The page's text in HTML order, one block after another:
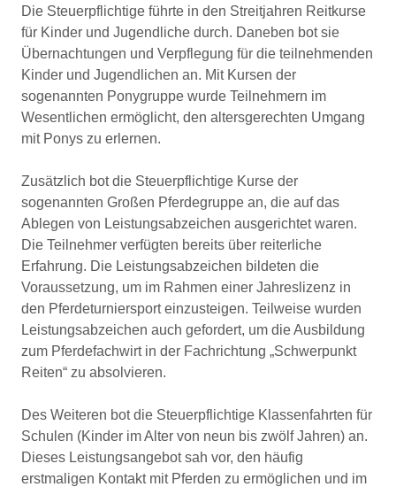
Die Steuerpflichtige führte in den Streitjahren Reitkurse
für Kinder und Jugendliche durch. Daneben bot sie
Übernachtungen und Verpflegung für die teilnehmenden
Kinder und Jugendlichen an. Mit Kursen der
sogenannten Ponygruppe wurde Teilnehmern im
Wesentlichen ermöglicht, den altersgerechten Umgang
mit Ponys zu erlernen.
Zusätzlich bot die Steuerpflichtige Kurse der
sogenannten Großen Pferdegruppe an, die auf das
Ablegen von Leistungsabzeichen ausgerichtet waren.
Die Teilnehmer verfügten bereits über reiterliche
Erfahrung. Die Leistungsabzeichen bildeten die
Voraussetzung, um im Rahmen einer Jahreslizenz in
den Pferdeturniersport einzusteigen. Teilweise wurden
Leistungsabzeichen auch gefordert, um die Ausbildung
zum Pferdefachwirt in der Fachrichtung „Schwerpunkt
Reiten“ zu absolvieren.
Des Weiteren bot die Steuerpflichtige Klassenfahrten für
Schulen (Kinder im Alter von neun bis zwölf Jahren) an.
Dieses Leistungsangebot sah vor, den häufig
erstmaligen Kontakt mit Pferden zu ermöglichen und im